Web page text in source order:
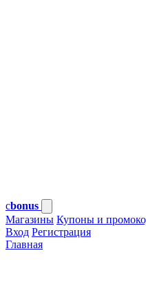
cbonus
Магазины Купоны и
Вход Регистрация
Главная